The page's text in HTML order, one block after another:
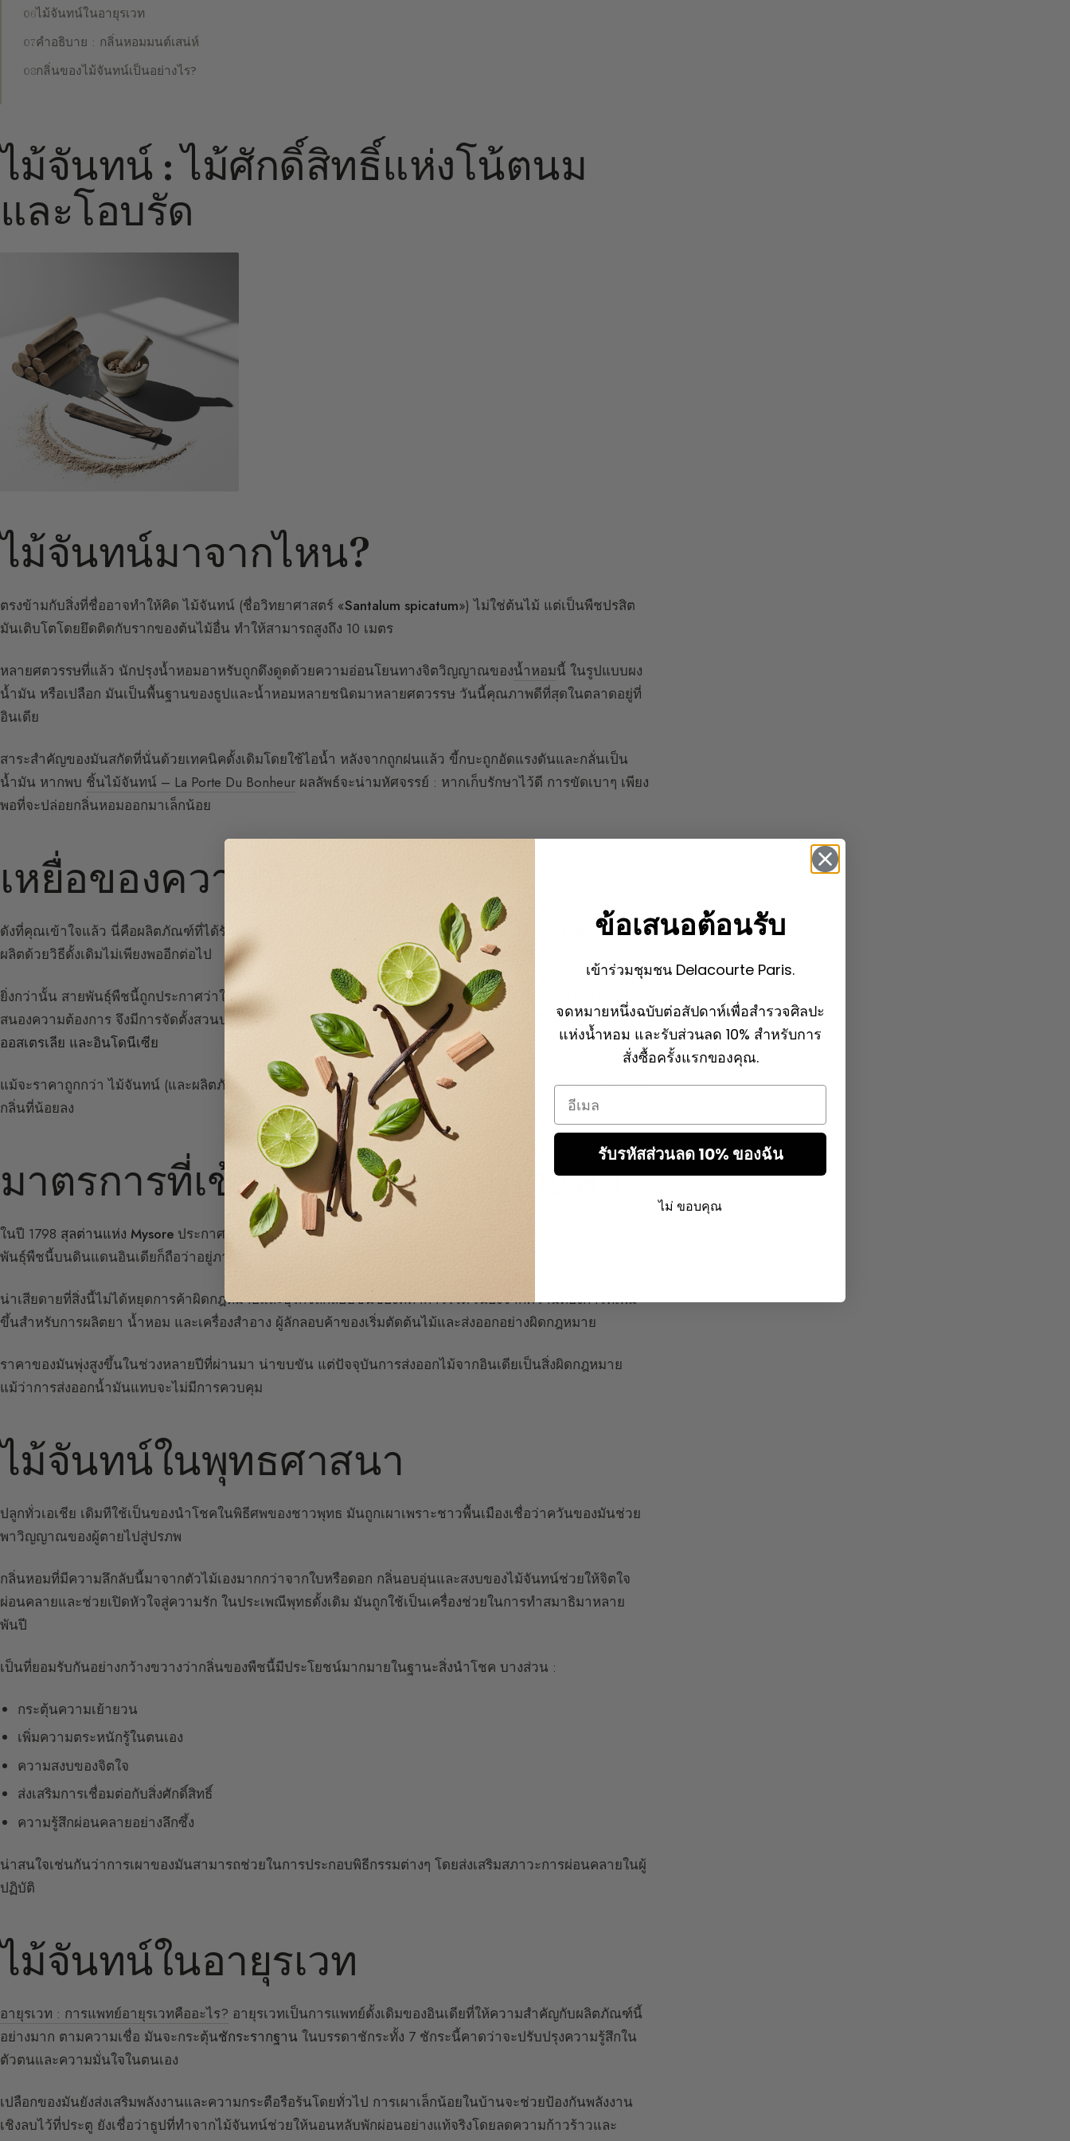
ไม้จันทน์ในอายุรเวท
คำอธิบาย : กลิ่นหอมมนต์เสน่ห์
กลิ่นของไม้จันทน์เป็นอย่างไร?
ไม้จันทน์ : ไม้ศักดิ์สิทธิ์แห่งโน้ตนม
และโอบรัด
ไม้จันทน์มาจากไหน?
ตรงข้ามกับสิ่งที่ชื่ออาจทำให้คิด ไม้จันทน์ (ชื่อวิทยาศาสตร์ «Santalum spicatum») ไม่ใช่ต้นไม้ แต่เป็นพืชปรสิต
มันเติบโตโดยยึดติดกับรากของต้นไม้อื่น ทำให้สามารถสูงถึง 10 เมตร
หลายศตวรรษที่แล้ว นักปรุงน้ำหอมอาหรับถูกดึงดูดด้วยความอ่อนโยนทางจิตวิญญาณของน้ำหอมนี้ ในรูปแบบผง
น้ำมัน หรือเปลือก มันเป็นพื้นฐานของธูปและน้ำหอมหลายชนิดมาหลายศตวรรษ วันนี้คุณภาพดีที่สุดในตลาดอยู่ที่
อินเดีย
สาระสำคัญของมันสกัดที่นั่นด้วยเทคนิคดั้งเดิมโดยใช้ไอน้ำ หลังจากถูกฝนแล้ว ขี้กบะถูกอัดแรงดันและกลั่นเป็น
น้ำมัน หากพบ ชิ้นไม้จันทน์ – La Porte Du Bonheur ผลลัพธ์จะน่ามหัศจรรย์ : หากเก็บรักษาไว้ดี การขัดเบาๆ เพียง
พอที่จะปล่อยกลิ่นหอมออกมาเล็กน้อย
เหยื่อของความนิยม
ดังที่คุณเข้าใจแล้ว นี่คือผลิตภัณฑ์ที่ได้รับความนิยมอย่างมาก อย่างไรก็ตาม เนื่องจากความต้องการที่สูงมาก การ
ผลิตด้วยวิธีดั้งเดิมไม่เพียงพออีกต่อไป
ยิ่งกว่านั้น สายพันธุ์พืชนี้ถูกประกาศว่าใกล้สูญพันธุ์ในอินเดีย การผลิตจึงถูกควบคุมอย่างเข้มงวดมากขึ้น เพื่อตอบ
สนองความต้องการ จึงมีการจัดตั้งสวนปลูกเชิงอุตสาหกรรมในต่างประเทศ โดยเฉพาะใน
นิวคาลีโดเนีย
ออสเตรเลีย และอินโดนีเซีย
แม้จะราคาถูกกว่า ไม้จันทน์ (และผลิตภัณฑ์ที่ได้จากมัน) จากภูมิภาคเหล่านี้ไม่ได้ถูกมองว่ามีคุณค่าน้อยกว่าหรือมี
กลิ่นที่น้อยลง
มาตรการที่เข้มแข็ง และนานมาแล้ว
ในปี 1798 สุลต่านแห่ง Mysore ประกาศว่าไม้จันทน์จะถือเป็นต้นไม้หลวง แม้แต่ทุกวันนี้ สมาชิกทุกต้นของสาย
พันธุ์พืชนี้บนดินแดนอินเดียก็ถือว่าอยู่ภายใต้การคุ้มครองของรัฐบาลอย่างเป็นทางการ
น่าเสียดายที่สิ่งนี้ไม่ได้หยุดการค้าผิดกฎหมายและธุรกิจลักลอบขนของที่ทำกำไรได้ เนื่องจากความต้องการที่เพิ่ม
ขึ้นสำหรับการผลิตยา น้ำหอม และเครื่องสำอาง ผู้ลักลอบค้าของเริ่มตัดต้นไม้และส่งออกอย่างผิดกฎหมาย
ราคาของมันพุ่งสูงขึ้นในช่วงหลายปีที่ผ่านมา น่าขบขัน แต่ปัจจุบันการส่งออกไม้จากอินเดียเป็นสิ่งผิดกฎหมาย
แม้ว่าการส่งออกน้ำมันแทบจะไม่มีการควบคุม
ไม้จันทน์ในพุทธศาสนา
ปลูกทั่วเอเชีย เดิมทีใช้เป็นของนำโชคในพิธีศพของชาวพุทธ มันถูกเผาเพราะชาวพื้นเมืองเชื่อว่าควันของมันช่วย
พาวิญญาณของผู้ตายไปสู่ปรภพ
กลิ่นหอมที่มีความลึกลับนี้มาจากตัวไม้เองมากกว่าจากใบหรือดอก กลิ่นอบอุ่นและสงบของไม้จันทน์ช่วยให้จิตใจ
ผ่อนคลายและช่วยเปิดหัวใจสู่ความรัก ในประเพณีพุทธดั้งเดิม มันถูกใช้เป็นเครื่องช่วยในการทำสมาธิมาหลาย
พันปี
เป็นที่ยอมรับกันอย่างกว้างขวางว่ากลิ่นของพืชนี้มีประโยชน์มากมายในฐานะสิ่งนำโชค บางส่วน :
กระตุ้นความเย้ายวน
เพิ่มความตระหนักรู้ในตนเอง
ความสงบของจิตใจ
ส่งเสริมการเชื่อมต่อกับสิ่งศักดิ์สิทธิ์
ความรู้สึกผ่อนคลายอย่างลึกซึ้ง
น่าสนใจเช่นกันว่าการเผาของมันสามารถช่วยในการประกอบพิธีกรรมต่างๆ โดยส่งเสริมสภาวะการผ่อนคลายในผู้
ปฏิบัติ
ไม้จันทน์ในอายุรเวท
อายุรเวท : การแพทย์อายุรเวทคืออะไร? อายุรเวทเป็นการแพทย์ดั้งเดิมของอินเดียที่ให้ความสำคัญกับผลิตภัณฑ์นี้
อย่างมาก ตามความเชื่อ มันจะกระตุ้นชักระรากฐาน ในบรรดาชักระทั้ง 7 ชักระนี้คาดว่าจะปรับปรุงความรู้สึกใน
ตัวตนและความมั่นใจในตนเอง
เปลือกของมันยังส่งเสริมพลังงานและความกระตือรือร้นโดยทั่วไป การเผาเล็กน้อยในบ้านจะช่วยป้องกันพลังงาน
เชิงลบไว้ที่ประตู ยังเชื่อว่าธูปที่ทำจากไม้จันทน์ช่วยให้นอนหลับพักผ่อนอย่างแท้จริงโดยลดความก้าวร้าวและ
ข้อเสนอต้อนรับ
เข้าร่วมชุมชน Delacourte Paris.
จดหมายหนึ่งฉบับต่อสัปดาห์เพื่อสำรวจศิลปะ
แห่งน้ำหอม และรับส่วนลด 10% สำหรับการ
สั่งซื้อครั้งแรกของคุณ.
Email
รับรหัสส่วนลด 10% ของฉัน
ไม่ ขอบคุณ